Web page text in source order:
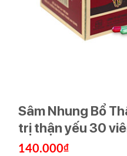
Sâm Nhung Bổ
trị thận yếu 30
140.000₫